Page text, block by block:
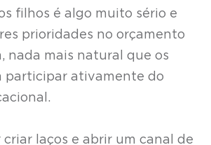
filhos é algo muito sério e
prioridades no orçamento
nada mais natural que os
participar ativamente do
criar laços e abrir um canal de